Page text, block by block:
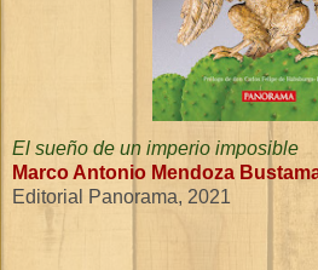
El sueño de un imperio imposible
Marco Antonio Mendoza
Editorial Panorama, 2021